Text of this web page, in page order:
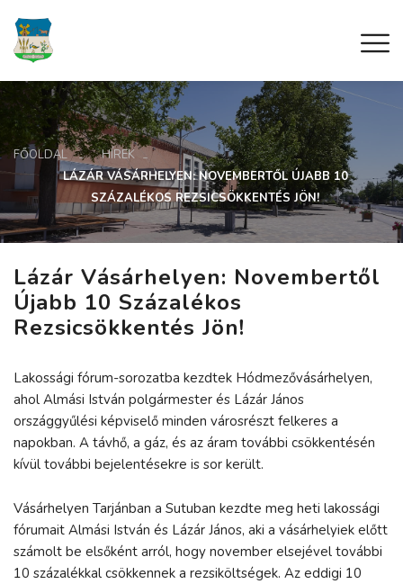
FŐOLDAL
HÍREK
LÁZÁR VÁSÁRHELYEN: NOVEMBERTŐL ÚJABB 10
SZÁZALÉKOS REZSICSÖKKENTÉS JÖN!
Lázár Vásárhelyen: Novembertől
Újabb 10 Százalékos
Rezsicsökkentés Jön!
Lakossági fórum-sorozatba kezdtek Hódmezővásárhelyen,
ahol Almási István polgármester és Lázár János
országgyűlési képviselő minden városrészt felkeres a
napokban. A távhő, a gáz, és az áram további csökkentésén
kívül további bejelentésekre is sor került.
Vásárhelyen Tarjánban a Sutuban kezdte meg heti lakossági
fórumait Almási István és Lázár János, aki a vásárhelyiek előtt
számolt be elsőként arról, hogy november elsejével további
10 százalékkal csökkennek a rezsiköltségek. Az eddigi 10